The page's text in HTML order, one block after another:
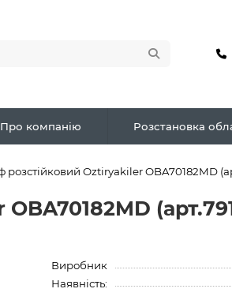
Про компанію Розстановка
Oztiryakiler OBA70182MD
Виробник
Наявність: